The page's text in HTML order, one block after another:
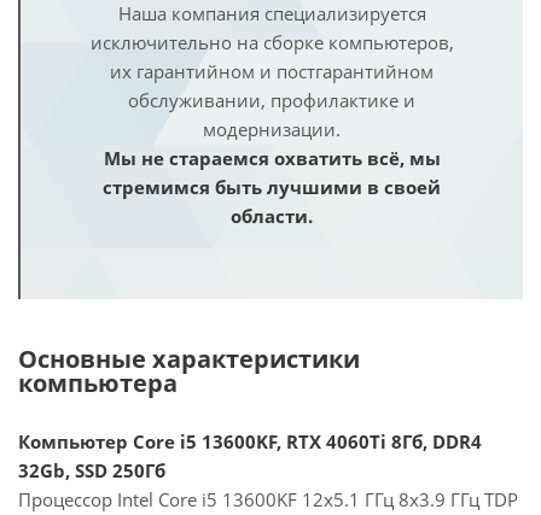
Наша компания специализируется
исключительно на сборке компьютеров,
их гарантийном и постгарантийном
обслуживании, профилактике и
модернизации.
Мы не стараемся охватить всё, мы
стремимся быть лучшими в своей
области.
Основные характеристики
компьютера
Компьютер Core i5 13600KF, RTX 4060Ti 8Гб, DDR4
32Gb, SSD 250Гб
Процессор Intel Core i5 13600KF 12x5.1 ГГц 8x3.9 ГГц TDP